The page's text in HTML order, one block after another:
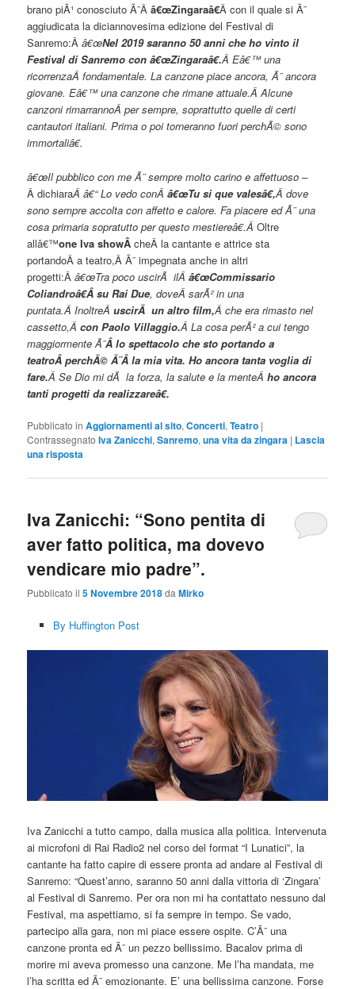
brano piÃ¹ conosciuto Ã¨Ââ€œZingaraâ€Â con il quale si Ã¨
aggiudicata la diciannovesima edizione del Festival di
Sanremo:Ââ€œNel 2019 saranno 50 anni che ho vinto il
Festival di Sanremo con â€œZingaraâ€.Â Eâ€™ una
ricorrenzaÂ fondamentale. La canzone piace ancora, Ã¨ ancora
giovane. Eâ€™ una canzone che rimane attuale.ÂAlcune
canzoni rimarrannoÂ per sempre, soprattutto quelle di certi
cantautori italiani. Prima o poi torneranno fuori perchÃ© sono
immortaliâ€.
â€œIl pubblico con me Ã¨ sempre molto carino e affettuoso –
Â dichiaraÂ â€“ Lo vedo conÂâ€œTu si que valesâ€,Â dove
sono sempre accolta con affetto e calore. Fa piacere ed Ã¨ una
cosa primaria sopratutto per questo mestiereâ€.ÂOltre
allâ€™one Iva showÂcheÂ la cantante e attrice sta
portandoÂ a teatro,Â Ã¨ impegnata anche in altri
progetti:Ââ€œTra poco uscirÃ ilÂâ€œCommissario
Coliandroâ€Â su Rai Due, doveÂ sarÃ² in una
puntata.Â InoltreÂuscirÃ un altro film,Â che era rimasto nel
cassetto,Âcon Paolo Villaggio.Â La cosa perÃ² a cui tengo
maggiormente Ã¨Â lo spettacolo che sto portando a
teatroÂ perchÃ© Ã¨Â la mia vita. Ho ancora tanta voglia di
fare.Â Se Dio mi dÃ la forza, la salute e la menteÂho ancora
tanti progetti da realizzareâ€.
Pubblicato in Aggiornamenti al sito,Concerti,Teatro |
Contrassegnato Iva Zanicchi,Sanremo,una vita da zingara | Lascia
una risposta
Iva Zanicchi: “Sono pentita di
aver fatto politica, ma dovevo
vendicare mio padre”.
Pubblicato il5 Novembre 2018daMirko
By Huffington Post
Iva Zanicchi a tutto campo, dalla musica alla politica. Intervenuta
ai microfoni di Rai Radio2 nel corso del format “I Lunatici”, la
cantante ha fatto capire di essere pronta ad andare al Festival di
Sanremo: “Quest’anno, saranno 50 anni dalla vittoria di ‘Zingara’
al Festival di Sanremo. Per ora non mi ha contattato nessuno dal
Festival, ma aspettiamo, si fa sempre in tempo. Se vado,
partecipo alla gara, non mi piace essere ospite. C’Ã¨ una
canzone pronta ed Ã¨ un pezzo bellissimo. Bacalov prima di
morire mi aveva promesso una canzone. Me l’ha mandata, me
l’ha scritta ed Ã¨ emozionante. E’ una bellissima canzone. Forse